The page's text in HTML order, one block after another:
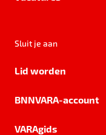
Sluit je aan
Lid worden
BNNVARA-account
VARAgids